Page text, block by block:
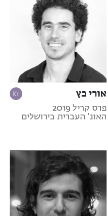
אורי כץ
פרס קריל 2019
האונ' העברית בירושלים